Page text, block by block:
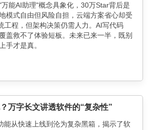
能AI助理"概念具象化，30万Star背后是
模式自由但风险自担，云端方案省心却受
工程，但架构决策仍需人力。AI写代码
盖救不了体验短板。未来已来一半，既别
手才是真。
万字长文讲透软件的“复杂性”
能从快速上线到沦为复杂黑箱，揭示了软